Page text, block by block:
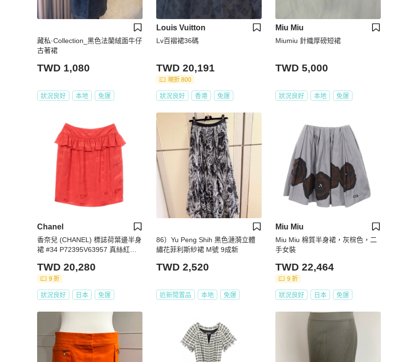
藏私·Collection_黑色法蘭絨面牛仔
古著裙
TWD 1,080
狀況良好 本地 免運
Louis Vuitton
Lv百褶裙36碼
TWD 20,191
現折 800
狀況良好 香港 免運
Miu Miu
Miumiu 針織厚磅短裙
TWD 5,000
狀況良好 本地 免運
Chanel
香奈兒 (CHANEL) 標誌荷葉邊半身
裙 #34 P72395V63957 真絲紅色
TWD 20,280
9 折
狀況良好 日本 免運
86）Yu Peng Shih 黑色漣漪立體
繡花菲利斯紗裙 M號 9成新
TWD 2,520
近新閒置品 本地 免運
Miu Miu
Miu Miu 棉質半身裙，灰棕色，二
手女裝
TWD 22,464
9 折
狀況良好 日本 免運